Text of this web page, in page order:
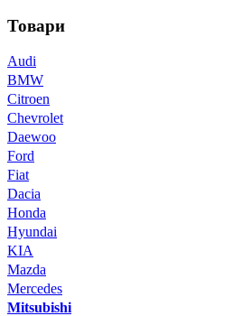
Товари
Audi
BMW
Citroen
Chevrolet
Daewoo
Ford
Fiat
Dacia
Honda
Hyundai
KIA
Mazda
Mercedes
Mitsubishi